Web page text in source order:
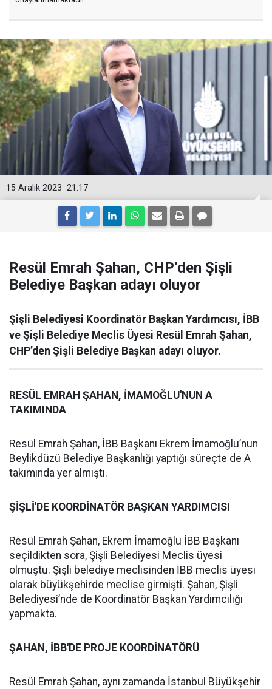
21:17
15 Aralık 2023
Resül Emrah Şahan, CHP’den Şişli
Belediye Başkan adayı oluyor
Şişli Belediyesi Koordinatör Başkan Yardımcısı, İBB
ve Şişli Belediye Meclis Üyesi Resül Emrah Şahan,
CHP’den Şişli Belediye Başkan adayı oluyor.
RESÜL EMRAH ŞAHAN, İMAMOĞLU'NUN A
TAKIMINDA
Resül Emrah Şahan, İBB Başkanı Ekrem İmamoğlu’nun
Beylikdüzü Belediye Başkanlığı yaptığı süreçte de A
takımında yer almıştı.
ŞİŞLİ'DE KOORDİNATÖR BAŞKAN YARDIMCISI
Resül Emrah Şahan, Ekrem İmamoğlu İBB Başkanı
seçildikten sora, Şişli Belediyesi Meclis üyesi
olmuştu. Şişli belediye meclisinden İBB meclis üyesi
olarak büyükşehirde meclise girmişti. Şahan, Şişli
Belediyesi’nde de Koordinatör Başkan Yardımcılığı
yapmakta.
ŞAHAN, İBB'DE PROJE KOORDİNATÖRÜ
Resül Emrah Şahan, aynı zamanda İstanbul Büyükşehir